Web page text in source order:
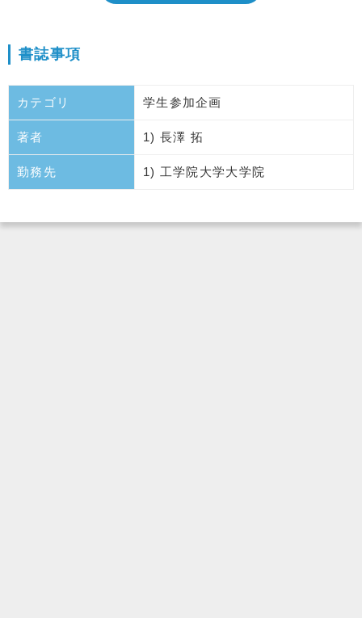
書誌事項
カテゴリ 学生参加企画
著者 1) 長澤 拓
勤務先 1) 工学院大学大学院